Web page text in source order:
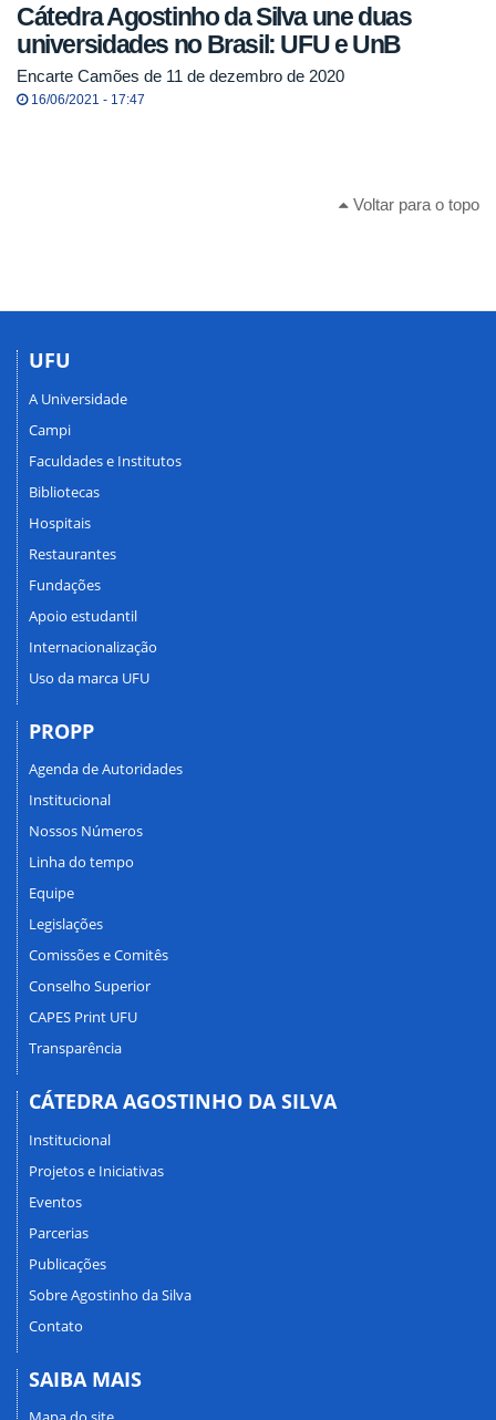
Cátedra Agostinho da Silva une duas
universidades no Brasil: UFU e UnB
Encarte Camões de 11 de dezembro de 2020
16/06/2021 - 17:47
Voltar para o topo
UFU
A Universidade
Campi
Faculdades e Institutos
Bibliotecas
Hospitais
Restaurantes
Fundações
Apoio estudantil
Internacionalização
Uso da marca UFU
PROPP
Agenda de Autoridades
Institucional
Nossos Números
Linha do tempo
Equipe
Legislações
Comissões e Comitês
Conselho Superior
CAPES Print UFU
Transparência
CÁTEDRA AGOSTINHO DA SILVA
Institucional
Projetos e Iniciativas
Eventos
Parcerias
Publicações
Sobre Agostinho da Silva
Contato
SAIBA MAIS